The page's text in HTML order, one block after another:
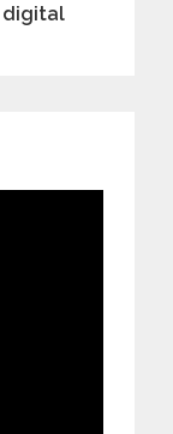
digital